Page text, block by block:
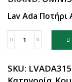
Lav Ada
SKU: